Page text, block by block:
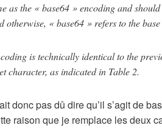
as the « base64 » encoding and
otherwise, « base64 » refers to the
is technically identical to the
character, as indicated in Table 2.
donc pas dû dire qu’il s’agit de
raison que je remplace les deux